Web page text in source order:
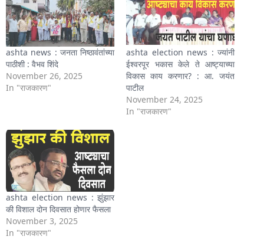
ashta news : जनता निष्ठावंतांच्या
पाठीशी : वैभव शिंदे
November 26, 2025
In "राजकारण"
ashta election news : ज्यांनी
ईश्वरपूर भकास केले ते आष्ट्याच्या
विकास काय करणार? : आ. जयंत
पाटील
November 24, 2025
In "राजकारण"
ashta election news : झुंझार
की विशाल दोन दिवसात होणार फैसला
November 3, 2025
In "राजकारण"